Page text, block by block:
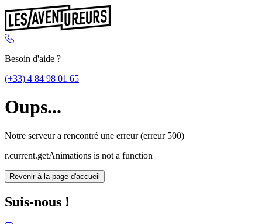
Besoin d'aide ?
(+33) 4 84 98 01 65
Oups...
Notre serveur a rencontré une erreur (erreur 500)
r.current.getAnimations is not a function
Revenir à la page d'accueil
Suis-nous !